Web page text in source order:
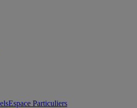
Espace Particuliers